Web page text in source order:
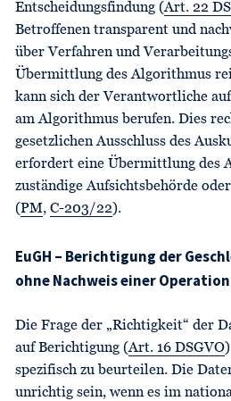
Entscheidungsfindung (Art. 22
Betroffenen transparent und
über Verfahren und
Übermittlung des Algorithmus
kann sich der Verantwortliche
am Algorithmus berufen. Dies
gesetzlichen Ausschluss des
erfordert eine Übermittlung des
zuständige Aufsichtsbehörde
(PM, C-203/22).
EuGH – Berichtigung der
ohne Nachweis einer
Die Frage der „Richtigkeit“ der
auf Berichtigung (Art. 16 DSGVO
spezifisch zu beurteilen. Die
unrichtig sein, wenn es im